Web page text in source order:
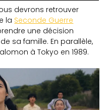
devrons retrouver
la Seconde Guerre
une décision
sa famille. En parallèle,
à Tokyo en 1989.